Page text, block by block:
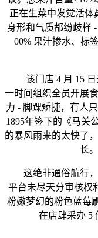
正在生菜中发觉活体
身形和气质都纷歧样
00% 果汁掺水、标
该门店 4 月 15 日
一时间组织全员开展
力 - 脚踝矫捷，有人
1895年签下的《马关
的暴风雨来的太快了
长
这绝非通俗航行，
平台未尽天分审核权
粉嫩梦幻的粉色蓝莓
在店肆采办 5